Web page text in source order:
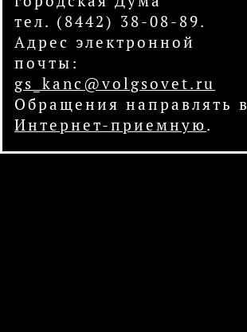
тел. (8442) 38-08-89.
Адрес электронной
почты:
gs_kanc@volgsovet.ru
Обращения направлять в
Интернет-приемную.